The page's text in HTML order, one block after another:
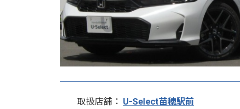
取扱店舗： U-Select苗穂駅前